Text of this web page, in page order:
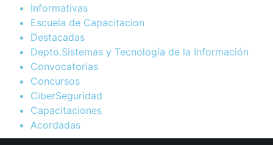
Informativas
Escuela de Capacitacion
Destacadas
Depto.Sistemas y Tecnología de la Información
Convocatorias
Concursos
CiberSeguridad
Capacitaciones
Acordadas